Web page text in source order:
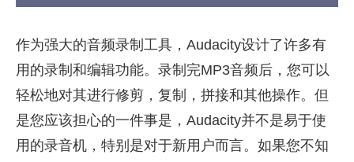
作为强大的音频录制工具，Audacity设计了许多有
用的录制和编辑功能。录制完MP3音频后，您可以
轻松地对其进行修剪，复制，拼接和其他操作。但
是您应该担心的一件事是，Audacity并不是易于使
用的录音机，特别是对于新用户而言。如果您不知